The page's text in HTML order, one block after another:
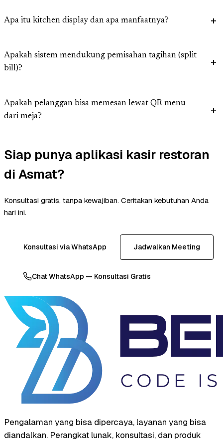
Apa itu kitchen display dan apa manfaatnya?
Apakah sistem mendukung pemisahan tagihan (split
bill)?
Apakah pelanggan bisa memesan lewat QR menu
dari meja?
Siap punya aplikasi kasir restoran
di Asmat?
Konsultasi gratis, tanpa kewajiban. Ceritakan kebutuhan Anda
hari ini.
Konsultasi via WhatsApp Jadwalkan Meeting
Chat WhatsApp — Konsultasi Gratis
Pengalaman yang bisa dipercaya, layanan yang bisa
diandalkan. Perangkat lunak, konsultasi, dan produk